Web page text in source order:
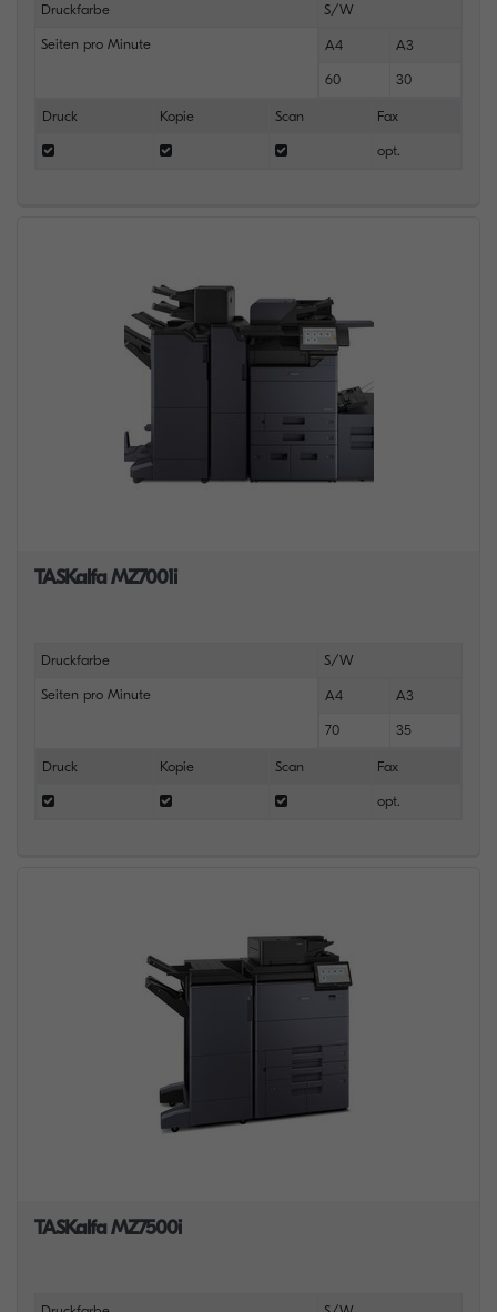
Druckfarbe S/W
Seiten pro Minute A4 A3
60 30
Druck Kopie Scan Fax
opt.
TASKalfa MZ7001i
Druckfarbe S/W
Seiten pro Minute A4 A3
70 35
Druck Kopie Scan Fax
opt.
TASKalfa MZ7500i